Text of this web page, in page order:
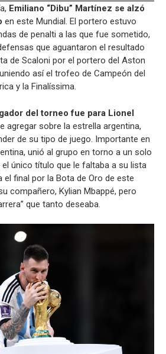
Emiliano “Dibu” Martínez se alzó
en este Mundial. El portero estuvo
de penalti a las que fue sometido,
que aguantaron el resultado
de Scaloni por el portero del Aston
así el trofeo de Campeón del
y la Finalíssima.
del torneo fue para Lionel
agregar sobre la estrella argentina,
de su tipo de juego. Importante en
unió al grupo en torno a un solo
único título que le faltaba a su lista
final por la Bota de Oro de este
compañero, Kylian Mbappé, pero
que tanto deseaba.